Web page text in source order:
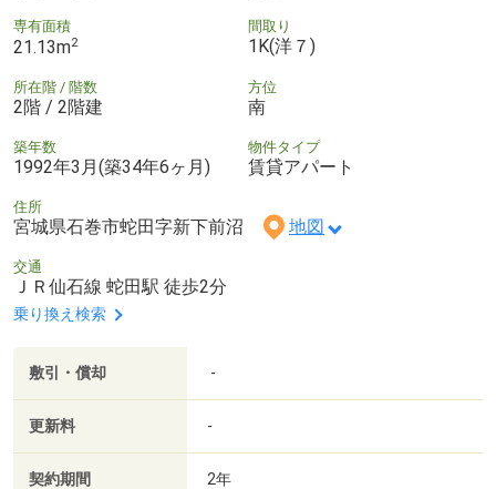
専有面積
21.13m2
間取り
1K(洋７)
所在階 / 階数
2階 / 2階建
方位
南
築年数
1992年3月(築34年6ヶ月)
物件タイプ
賃貸アパート
住所
宮城県石巻市蛇田字新下前沼 地図
交通
ＪＲ仙石線 蛇田駅 徒歩2分
乗り換え検索
敷引・償却 -
更新料 -
契約期間 2年